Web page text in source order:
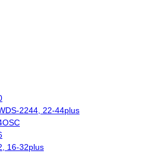
2244, 22-44plus
16-32plus